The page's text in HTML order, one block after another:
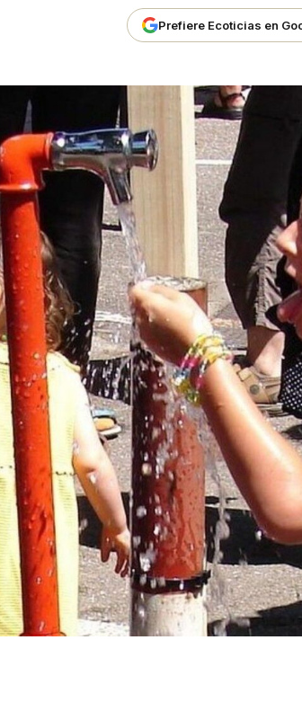
Prefiere Ecoticias en